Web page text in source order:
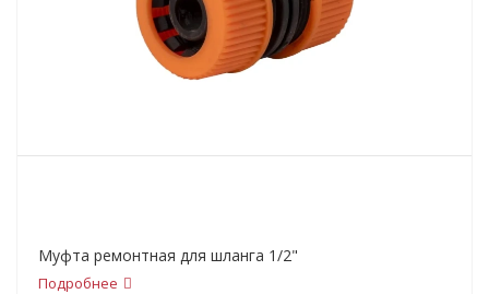
Муфта ремонтная для шланга 1/2"
Подробнее